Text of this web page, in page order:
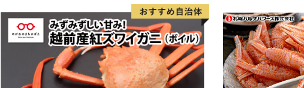
全国の皆様からの応援のメッセージやご支
す。「震災の後、医療チームで来ました」
しをしていました」等、震災の時だけでな
もずっと陸前高田を応援してくださる気持
きな力をいただいております。